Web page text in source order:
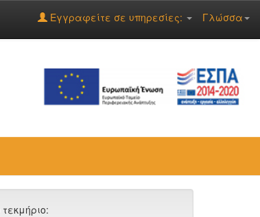
Γλώσσα
Εγγραφείτε σε υπηρεσίες: